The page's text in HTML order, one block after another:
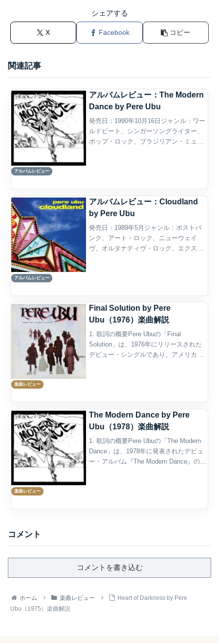
シェアする
X Facebook コピー
関連記事
アルバムレビュー
アルバムレビュー：The Modern
Dance by Pere Ubu
発売日：1990年10月16日ジャンル：ワー
ルドビート、シンガーソングライター、
ポップ・ロック、ブラジリアン・ミュー
アルバムレビュー
アルバムレビュー：Cloudland
by Pere Ubu
発売日：1989年5月ジャンル：ポストパ
ンク、アート・ロック、ニューウェイ
ヴ、オルタナティヴ・ロック、エクスペ
楽曲レビュー
Final Solution by Pere
Ubu（1976）楽曲解説
1. 歌詞の概要Pere Ubuの「Final
Solution」は、1976年にリリースされた
デビュー・シングルであり、アメリカの
楽曲レビュー
The Modern Dance by Pere
Ubu（1978）楽曲解説
1. 歌詞の概要Pere Ubuの「The Modern
Dance」は、1978年に発表されたデビュ
ー・アルバム『The Modern Dance』の表
コメント
コメントを書き込む
ホーム 楽曲レビュー
Heart of Darkness by Pere
Ubu（1975）楽曲解説